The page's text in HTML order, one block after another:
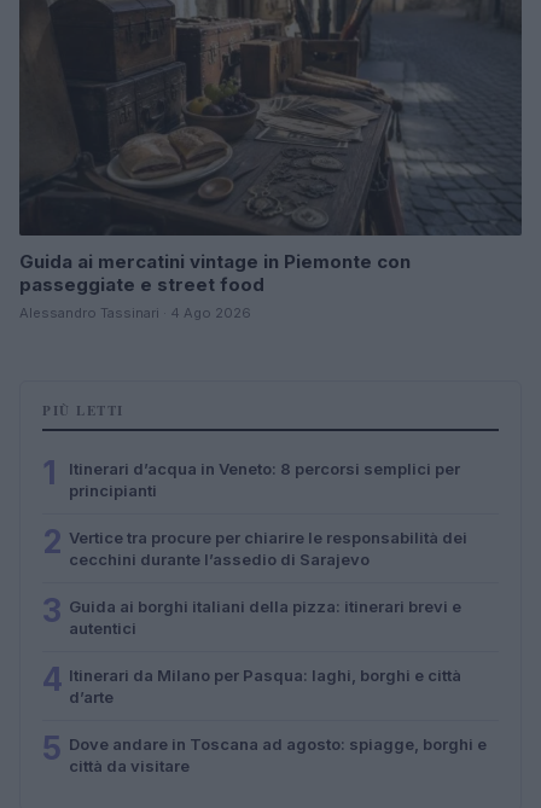
Guida ai mercatini vintage in Piemonte con
passeggiate e street food
Alessandro Tassinari · 4 Ago 2026
PIÙ LETTI
1
Itinerari d’acqua in Veneto: 8 percorsi semplici per
principianti
2 Vertice tra procure per chiarire le responsabilità dei
cecchini durante l’assedio di Sarajevo
3 Guida ai borghi italiani della pizza: itinerari brevi e
autentici
4 Itinerari da Milano per Pasqua: laghi, borghi e città
d’arte
5 Dove andare in Toscana ad agosto: spiagge, borghi e
città da visitare